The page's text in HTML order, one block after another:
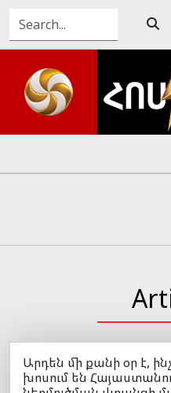
խոսում են
ներմուծման վտանգի